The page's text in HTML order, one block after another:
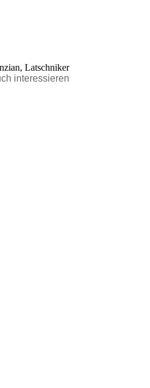
Latschniker
interessieren